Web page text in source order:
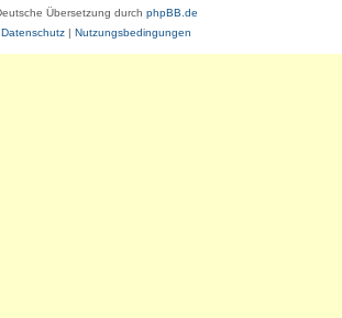
Übersetzung durch phpBB.de
Datenschutz| Nutzungsbedingungen